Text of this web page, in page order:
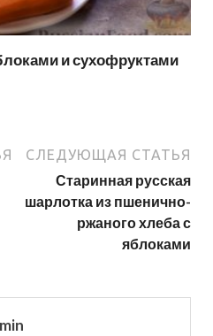
и сухофруктами
СЛЕДУЮЩАЯ СТАТЬЯ
Старинная русская
шарлотка из пшенично-
ржаного хлеба с
яблоками